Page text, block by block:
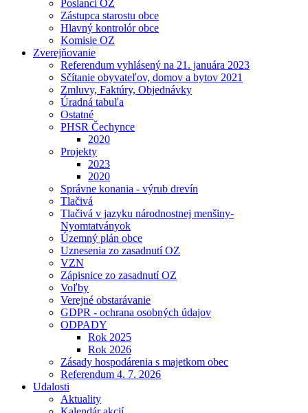
Poslanci OZ
Zástupca starostu obce
Hlavný kontrolór obce
Komisie OZ
Zverejňovanie
Referendum vyhlásený na 21. januára 2023
Sčítanie obyvateľov, domov a bytov 2021
Zmluvy, Faktúry, Objednávky
Úradná tabuľa
Ostatné
PHSR Čechynce
2020
Projekty
2023
2020
Správne konania - výrub drevín
Tlačivá
Tlačivá v jazyku národnostnej menšiny-
Nyomtatványok
Územný plán obce
Uznesenia zo zasadnutí OZ
VZN
Zápisnice zo zasadnutí OZ
Voľby
Verejné obstarávanie
GDPR - ochrana osobných údajov
ODPADY
Rok 2025
Rok 2026
Zásady hospodárenia s majetkom obec
Referendum 4. 7. 2026
Udalosti
Aktuality